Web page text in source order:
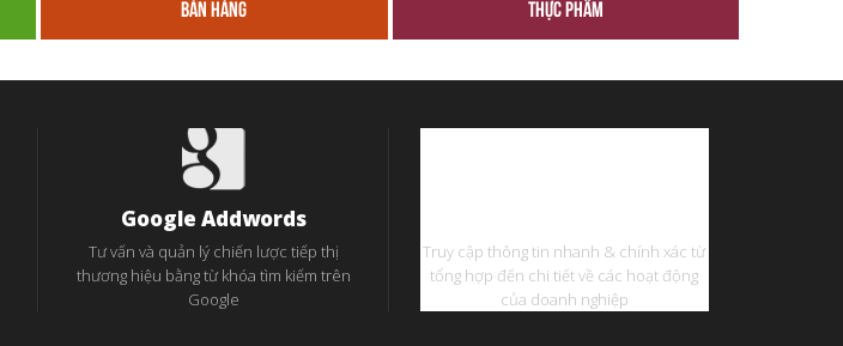
Bán Hàng Thực Phẩm
Google Addwords
Tư vấn và quản lý chiến lược tiếp thị
thương hiệu bằng từ khóa tìm kiếm trên
Google
Truy cập thông tin nhanh & chính xác từ
tổng hợp đến chi tiết về các hoạt động
của doanh nghiệp